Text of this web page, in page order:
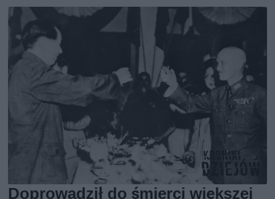
Doprowadził do śmierci większej